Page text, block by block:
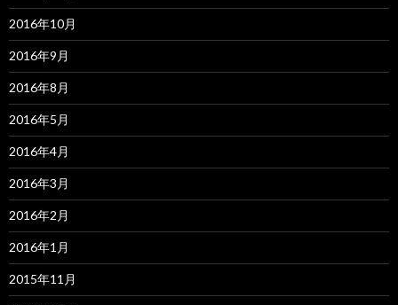
2016年10月
2016年9月
2016年8月
2016年5月
2016年4月
2016年3月
2016年2月
2016年1月
2015年11月